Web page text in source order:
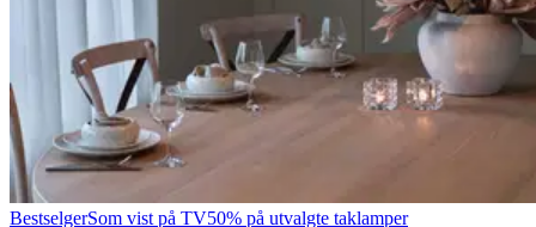
BestselgerSom vist på TV50% på utvalgte taklamper